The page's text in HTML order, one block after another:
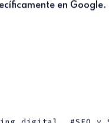
en Google.